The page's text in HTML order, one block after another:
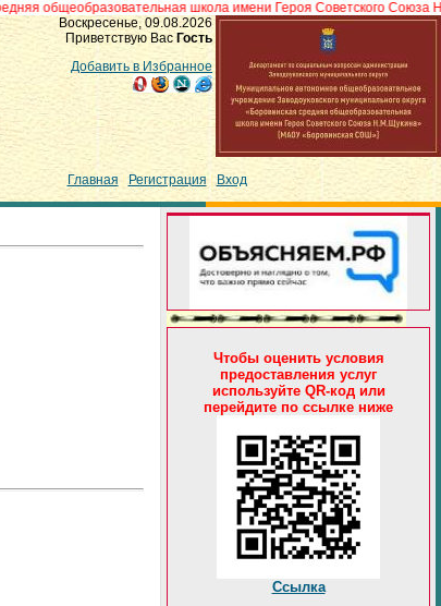
школа имени Героя Советского Союза
Воскресенье, 09.08.2026
Приветствую Вас Гость
Добавить в Избранное
Главная Регистрация Вход
Чтобы оценить условия
предоставления услуг
используйте QR-код или
перейдите по ссылке ниже
Ссылка